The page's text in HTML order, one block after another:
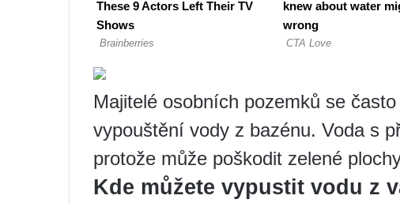
Majitelé osobních pozemků se
vypouštění vody z bazénu. Voda s
protože může poškodit zelené
Kde můžete vypustit vodu z